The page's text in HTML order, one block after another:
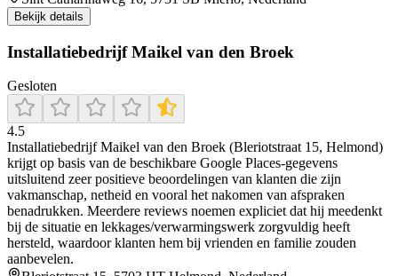
Bekijk details
Installatiebedrijf Maikel van den Broek
Gesloten
4.5
Installatiebedrijf Maikel van den Broek (Bleriotstraat 15, Helmond)
krijgt op basis van de beschikbare Google Places-gegevens
uitsluitend zeer positieve beoordelingen van klanten die zijn
vakmanschap, netheid en vooral het nakomen van afspraken
benadrukken. Meerdere reviews noemen expliciet dat hij meedenkt
bij de situatie en lekkages/verwarmingswerk zorgvuldig heeft
hersteld, waardoor klanten hem bij vrienden en familie zouden
aanbevelen.